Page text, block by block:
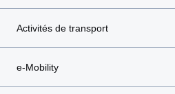
Activités de transport
e-Mobility